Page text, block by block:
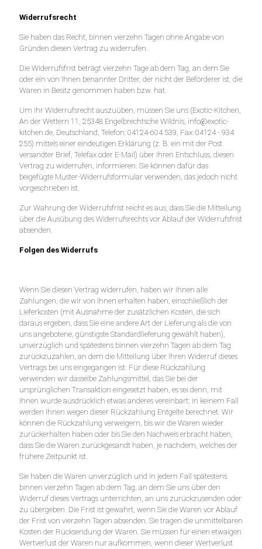
Widerrufsrecht
Sie haben das Recht, binnen vierzehn Tagen ohne Angabe von
Gründen diesen Vertrag zu widerrufen.
Die Widerrufsfrist beträgt vierzehn Tage ab dem Tag, an dem Sie
oder ein von Ihnen benannter Dritter, der nicht der Beförderer ist, die
Waren in Besitz genommen haben bzw. hat.
Um Ihr Widerrufsrecht auszuüben, müssen Sie uns (Exotic-Kitchen,
An der Wettern 11, 25348 Engelbrechtsche Wildnis, info@exotic-
kitchen.de, Deutschland, Telefon: 04124-604 539, Fax: 04124 - 934
255) mittels einer eindeutigen Erklärung (z. B. ein mit der Post
versandter Brief, Telefax oder E-Mail) über Ihren Entschluss, diesen
Vertrag zu widerrufen, informieren. Sie können dafür das
beigefügte Muster-Widerrufsformular verwenden, das jedoch nicht
vorgeschrieben ist.
Zur Wahrung der Widerrufsfrist reicht es aus, dass Sie die Mitteilung
über die Ausübung des Widerrufsrechts vor Ablauf der Widerrufsfrist
absenden.
Folgen des Widerrufs
Wenn Sie diesen Vertrag widerrufen, haben wir Ihnen alle
Zahlungen, die wir von Ihnen erhalten haben, einschließlich der
Lieferkosten (mit Ausnahme der zusätzlichen Kosten, die sich
daraus ergeben, dass Sie eine andere Art der Lieferung als die von
uns angebotene, günstigste Standardlieferung gewählt haben),
unverzüglich und spätestens binnen vierzehn Tagen ab dem Tag
zurückzuzahlen, an dem die Mitteilung über Ihren Widerruf dieses
Vertrags bei uns eingegangen ist. Für diese Rückzahlung
verwenden wir dasselbe Zahlungsmittel, das Sie bei der
ursprünglichen Transaktion eingesetzt haben, es sei denn, mit
Ihnen wurde ausdrücklich etwas anderes vereinbart; in keinem Fall
werden Ihnen wegen dieser Rückzahlung Entgelte berechnet. Wir
können die Rückzahlung verweigern, bis wir die Waren wieder
zurückerhalten haben oder bis Sie den Nachweis erbracht haben,
dass Sie die Waren zurückgesandt haben, je nachdem, welches der
frühere Zeitpunkt ist.
Sie haben die Waren unverzüglich und in jedem Fall spätestens
binnen vierzehn Tagen ab dem Tag, an dem Sie uns über den
Widerruf dieses Vertrags unterrichten, an uns zurückzusenden oder
zu übergeben. Die Frist ist gewahrt, wenn Sie die Waren vor Ablauf
der Frist von vierzehn Tagen absenden. Sie tragen die unmittelbaren
Kosten der Rücksendung der Waren. Sie müssen für einen etwaigen
Wertverlust der Waren nur aufkommen, wenn dieser Wertverlust